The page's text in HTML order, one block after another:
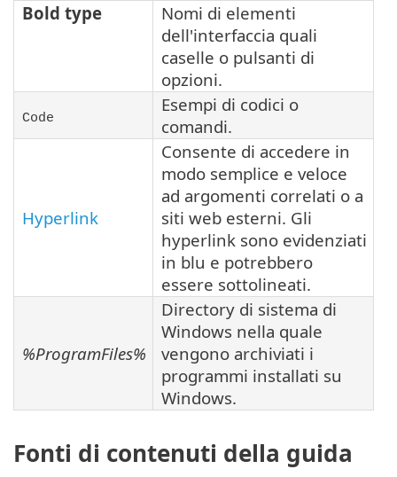
Bold type
Nomi di elementi
dell'interfaccia quali
caselle o pulsanti di
opzioni.
Code
Esempi di codici o
comandi.
Hyperlink
Consente di accedere in
modo semplice e veloce
ad argomenti correlati o a
siti web esterni. Gli
hyperlink sono evidenziati
in blu e potrebbero
essere sottolineati.
%ProgramFiles%
Directory di sistema di
Windows nella quale
vengono archiviati i
programmi installati su
Windows.
Fonti di contenuti della guida